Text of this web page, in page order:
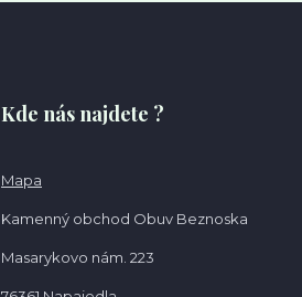
Kde nás najdete ?
Mapa
Kamenný obchod Obuv Beznoska
Masarykovo nám. 223